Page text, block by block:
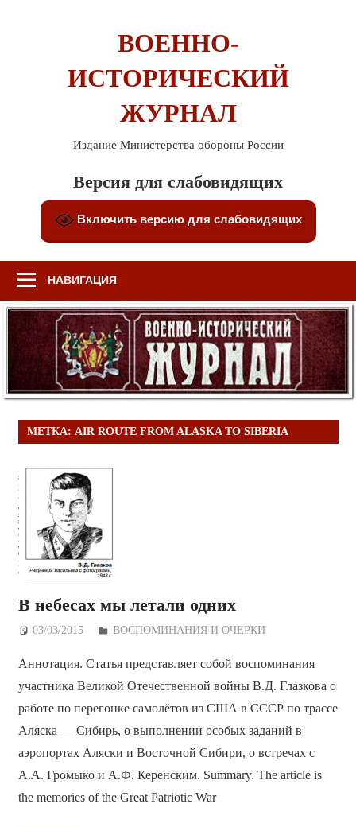
ВОЕННО-
ИСТОРИЧЕСКИЙ
ЖУРНАЛ
Издание Министерства обороны России
Версия для слабовидящих
Включить версию для слабовидящих
НАВИГАЦИЯ
МЕТКА: AIR ROUTE FROM ALASKA TO SIBERIA
В небесах мы летали одних
03/03/2015 Дежурный по Редакции
ВОСПОМИНАНИЯ И ОЧЕРКИ
Аннотация. Статья представляет собой воспоминания
участника Великой Отечественной войны В.Д. Глазкова о
работе по перегонке самолётов из США в СССР по трассе
Аляска — Сибирь, о выполнении особых заданий в
аэропортах Аляски и Восточной Сибири, о встречах с
А.А. Громыко и А.Ф. Керенским. Summary. The article is
the memories of the Great Patriotic War